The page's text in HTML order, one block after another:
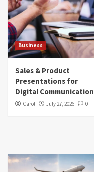
Business
Sales & Product
Presentations for
Digital Communication
Carol July 27, 2026 0